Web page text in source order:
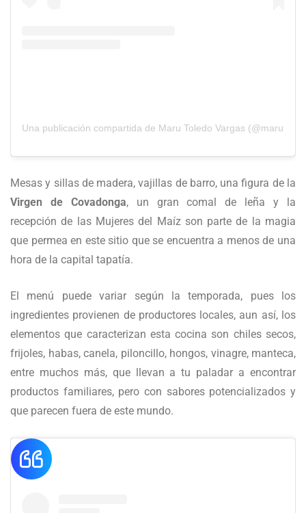
Una publicación compartida de Maru Toledo Vargas
Mesas y sillas de madera, vajillas de barro, una figura de la
Virgen de Covadonga, un gran comal de leña y la
recepción de las Mujeres del Maíz son parte de la magia
que permea en este sitio que se encuentra a menos de una
hora de la capital tapatía.
El menú puede variar según la temporada, pues los
ingredientes provienen de productores locales, aun así, los
elementos que caracterizan esta cocina son chiles secos,
frijoles, habas, canela, piloncillo, hongos, vinagre, manteca,
entre muchos más, que llevan a tu paladar a encontrar
productos familiares, pero con sabores potencializados y
que parecen fuera de este mundo.